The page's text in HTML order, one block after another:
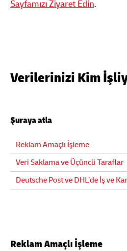
Sayfamızı Ziyaret Edin.
Verilerinizi Kim
Şuraya atla
Reklam Amaçlı İşleme
Veri Saklama ve Üçüncü Taraflar
Deutsche Post ve DHL’de İş ve
Reklam Amaçlı İşleme